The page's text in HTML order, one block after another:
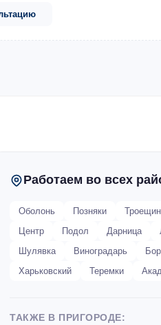
Работаем во всех
Оболонь Позняки
Центр
Подол Дарница
Шулявка
Виноградарь
Харьковский
Теремки
ТАКЖЕ В ПРИГОРОДЕ: